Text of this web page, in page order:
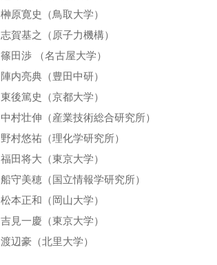
榊原寛史（鳥取大学）
志賀基之（原子力機構）
篠田渉 （名古屋大学）
陣内亮典（豊田中研）
東後篤史（京都大学）
中村壮伸（産業技術総合研究所）
野村悠祐（理化学研究所）
福田将大（東京大学）
船守美穂（国立情報学研究所）
松本正和（岡山大学）
吉見一慶（東京大学）
渡辺豪（北里大学）